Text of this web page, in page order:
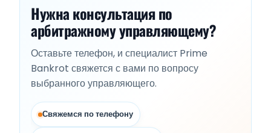
Нужна консультация по
арбитражному управляющему?
Оставьте телефон, и специалист Prime
Bankrot свяжется с вами по вопросу
выбранного управляющего.
Свяжемся по телефону